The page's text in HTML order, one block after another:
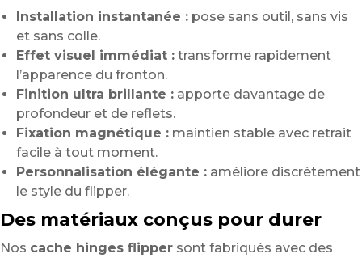
Installation instantanée : pose sans outil, sans vis
et sans colle.
Effet visuel immédiat : transforme rapidement
l’apparence du fronton.
Finition ultra brillante : apporte davantage de
profondeur et de reflets.
Fixation magnétique : maintien stable avec retrait
facile à tout moment.
Personnalisation élégante : améliore discrètement
le style du flipper.
Des matériaux conçus pour durer
Nos cache hinges flipper sont fabriqués avec des